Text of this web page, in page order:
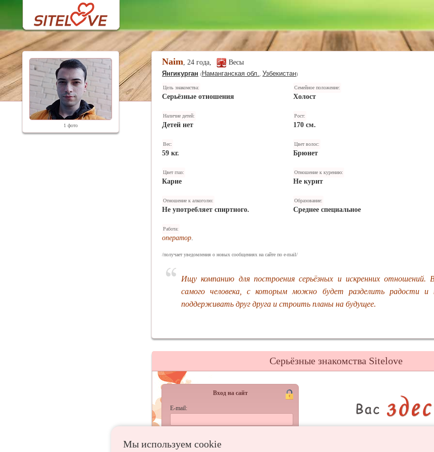
1 фото
Naim, 24 года,
Весы
Янгикурган (Наманганская обл. Узбекистан)
Цель знакомства:
Серьёзные отношения
Семейное положение:
Холост
Наличие детей:
Детей нет
Рост:
170 см.
Вес:
59 кг.
Цвет волос:
Брюнет
Цвет глаз:
Карие
Отношение к курению:
Не курит
Отношение к алкоголю:
Не употребляет спиртного.
Образование:
Среднее специальное
Работа:
оператор.
/получает уведомления о новых сообщениях на сайте по e-mail/
Ищу компанию для построения серьёзных и искренних
самого человека, с которым можно будет разделить радости и
поддерживать друг друга и строить планы на будущее.
Мы используем сookie
Серьёзные знакомства Sitelove
Вход на сайт
E-mail: